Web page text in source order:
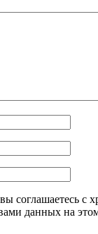
соглашаетесь с
данных на